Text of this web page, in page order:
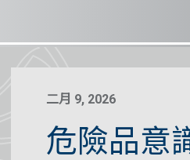
二月 9, 2026
危險品意